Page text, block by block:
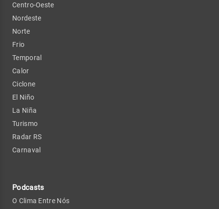
Centro-Oeste
Nordeste
Norte
Frio
Temporal
Calor
Ciclone
El Niño
La Niña
Turismo
Radar RS
Carnaval
Podcasts
O Clima Entre Nós